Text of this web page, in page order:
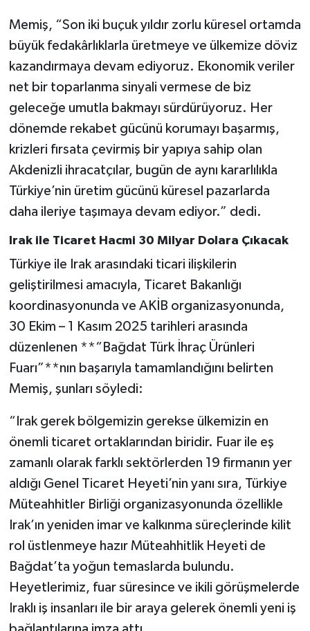
Memiş, “Son iki buçuk yıldır zorlu küresel ortamda
büyük fedakârlıklarla üretmeye ve ülkemize döviz
kazandırmaya devam ediyoruz. Ekonomik veriler
net bir toparlanma sinyali vermese de biz
geleceğe umutla bakmayı sürdürüyoruz. Her
dönemde rekabet gücünü korumayı başarmış,
krizleri fırsata çevirmiş bir yapıya sahip olan
Akdenizli ihracatçılar, bugün de aynı kararlılıkla
Türkiye’nin üretim gücünü küresel pazarlarda
daha ileriye taşımaya devam ediyor.” dedi.
Irak ile Ticaret Hacmi 30 Milyar Dolara Çıkacak
Türkiye ile Irak arasındaki ticari ilişkilerin
geliştirilmesi amacıyla, Ticaret Bakanlığı
koordinasyonunda ve AKİB organizasyonunda,
30 Ekim – 1 Kasım 2025 tarihleri arasında
düzenlenen **“Bağdat Türk İhraç Ürünleri
Fuarı”**nın başarıyla tamamlandığını belirten
Memiş, şunları söyledi:
“Irak gerek bölgemizin gerekse ülkemizin en
önemli ticaret ortaklarından biridir. Fuar ile eş
zamanlı olarak farklı sektörlerden 19 firmanın yer
aldığı Genel Ticaret Heyeti’nin yanı sıra, Türkiye
Müteahhitler Birliği organizasyonunda özellikle
Irak’ın yeniden imar ve kalkınma süreçlerinde kilit
rol üstlenmeye hazır Müteahhitlik Heyeti de
Bağdat’ta yoğun temaslarda bulundu.
Heyetlerimiz, fuar süresince ve ikili görüşmelerde
Iraklı iş insanları ile bir araya gelerek önemli yeni iş